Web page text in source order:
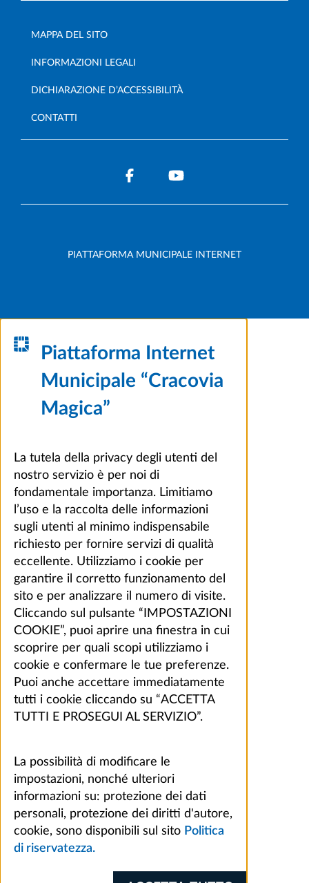
MAPPA DEL SITO
INFORMAZIONI LEGALI
DICHIARAZIONE D’ACCESSIBILITÀ
CONTATTI
PIATTAFORMA MUNICIPALE INTERNET
Piattaforma Internet
Municipale “Cracovia
Magica”
La tutela della privacy degli utenti del
nostro servizio è per noi di
fondamentale importanza. Limitiamo
l’uso e la raccolta delle informazioni
sugli utenti al minimo indispensabile
richiesto per fornire servizi di qualità
eccellente. Utilizziamo i cookie per
garantire il corretto funzionamento del
sito e per analizzare il numero di visite.
Cliccando sul pulsante “IMPOSTAZIONI
COOKIE”, puoi aprire una finestra in cui
scoprire per quali scopi utilizziamo i
cookie e confermare le tue preferenze.
Puoi anche accettare immediatamente
tutti i cookie cliccando su “ACCETTA
TUTTI E PROSEGUI AL SERVIZIO”.
La possibilità di modificare le
impostazioni, nonché ulteriori
informazioni su: protezione dei dati
personali, protezione dei diritti d'autore,
cookie, sono disponibili sul sito Politica
di riservatezza.